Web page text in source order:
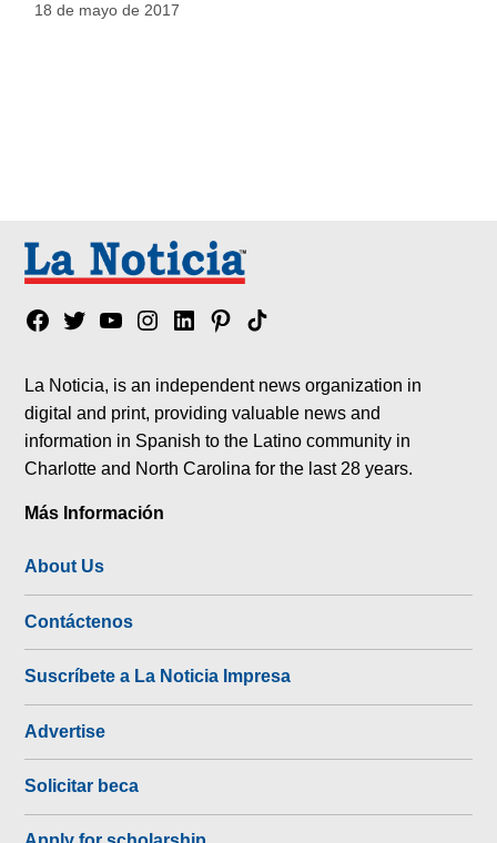
18 de mayo de 2017
Facebook
TwitterYouTubeInstagram
LinkedinPinterest
Tik
La Noticia, is an independent news organization in
digital and print, providing valuable news and
information in Spanish to the Latino community in
Charlotte and North Carolina for the last 28 years.
Más Información
About Us
Contáctenos
Suscríbete a La Noticia Impresa
Advertise
Solicitar beca